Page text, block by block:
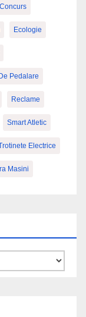
Concurs
Ecologie
Pedalare
Reclame
Smart Atletic
Electrice
Masini